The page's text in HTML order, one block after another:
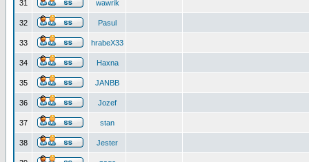
31 wawrik
32 Pasul
33 hrabeX33
34 Haxna
35 JANBB
36 Jozef
37 stan
38 Jester